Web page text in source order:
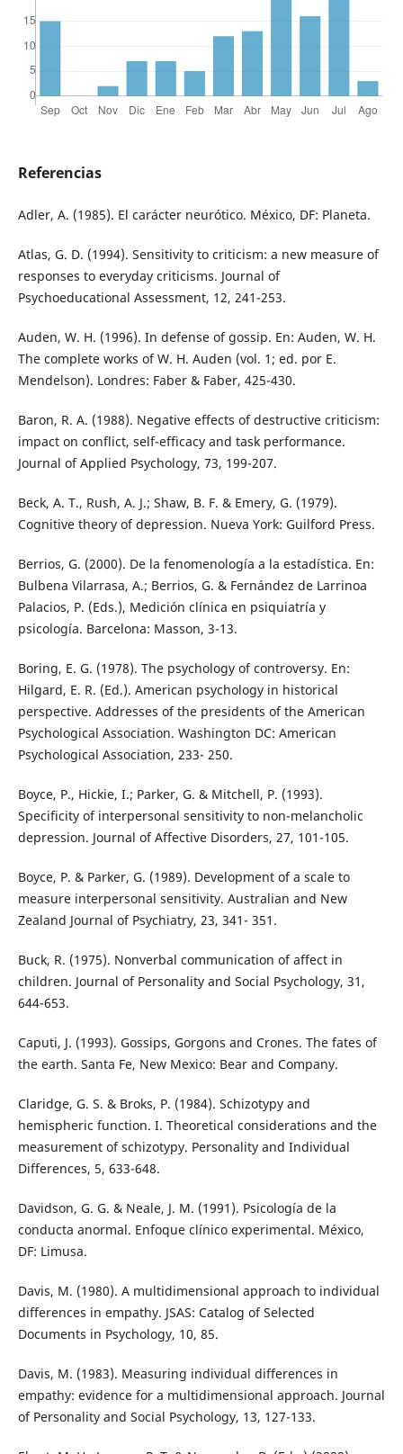
Referencias
Adler, A. (1985). El carácter neurótico. México, DF: Planeta.
Atlas, G. D. (1994). Sensitivity to criticism: a new measure of
responses to everyday criticisms. Journal of
Psychoeducational Assessment, 12, 241-253.
Auden, W. H. (1996). In defense of gossip. En: Auden, W. H.
The complete works of W. H. Auden (vol. 1; ed. por E.
Mendelson). Londres: Faber & Faber, 425-430.
Baron, R. A. (1988). Negative effects of destructive criticism:
impact on conflict, self-efficacy and task performance.
Journal of Applied Psychology, 73, 199-207.
Beck, A. T., Rush, A. J.; Shaw, B. F. & Emery, G. (1979).
Cognitive theory of depression. Nueva York: Guilford Press.
Berrios, G. (2000). De la fenomenología a la estadística. En:
Bulbena Vilarrasa, A.; Berrios, G. & Fernández de Larrinoa
Palacios, P. (Eds.), Medición clínica en psiquiatría y
psicología. Barcelona: Masson, 3-13.
Boring, E. G. (1978). The psychology of controversy. En:
Hilgard, E. R. (Ed.). American psychology in historical
perspective. Addresses of the presidents of the American
Psychological Association. Washington DC: American
Psychological Association, 233- 250.
Boyce, P., Hickie, I.; Parker, G. & Mitchell, P. (1993).
Specificity of interpersonal sensitivity to non-melancholic
depression. Journal of Affective Disorders, 27, 101-105.
Boyce, P. & Parker, G. (1989). Development of a scale to
measure interpersonal sensitivity. Australian and New
Zealand Journal of Psychiatry, 23, 341- 351.
Buck, R. (1975). Nonverbal communication of affect in
children. Journal of Personality and Social Psychology, 31,
644-653.
Caputi, J. (1993). Gossips, Gorgons and Crones. The fates of
the earth. Santa Fe, New Mexico: Bear and Company.
Claridge, G. S. & Broks, P. (1984). Schizotypy and
hemispheric function. I. Theoretical considerations and the
measurement of schizotypy. Personality and Individual
Differences, 5, 633-648.
Davidson, G. G. & Neale, J. M. (1991). Psicología de la
conducta anormal. Enfoque clínico experimental. México,
DF: Limusa.
Davis, M. (1980). A multidimensional approach to individual
differences in empathy. JSAS: Catalog of Selected
Documents in Psychology, 10, 85.
Davis, M. (1983). Measuring individual differences in
empathy: evidence for a multidimensional approach. Journal
of Personality and Social Psychology, 13, 127-133.